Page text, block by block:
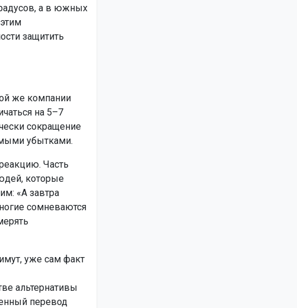
а в южных
защитить
же компании
на 5–7
сокращение
убытками.
Часть
которые
«А завтра
сомневаются
уже сам факт
альтернативы
перевод